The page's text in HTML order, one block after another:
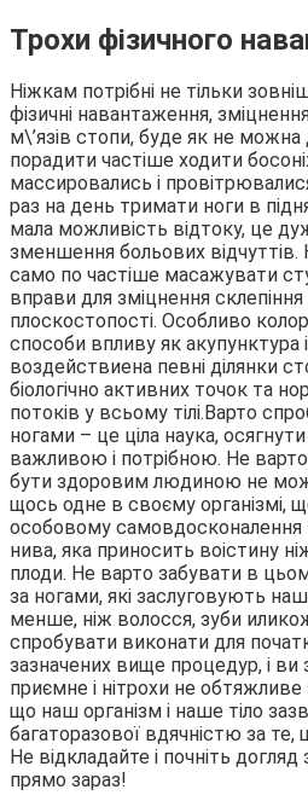
Трохи фізичного
Ніжкам потрібні не тільки
фізичні навантаження,
м\’язів стопи, буде як не
порадити частіше ходити
массировались і
раз на день тримати ноги в
мала можливість відтоку, це
зменшення больових
само по частіше масажувати
вправи для зміцнення
плоскостопості. Особливо
способи впливу як акупунктура
воздействиена певні ділянки
біологічно активних точок та
потоків у всьому тілі.Варто
ногами – це ціла наука,
важливою і потрібною. Не
бути здоровим людиною не
щось одне в своєму організмі,
особовому самовдосконалення
нива, яка приносить воістину
плоди. Не варто забувати в
за ногами, які заслуговують
менше, ніж волосся, зуби
спробувати виконати для
зазначених вище процедур, і
приємне і нітрохи не обтяжливе
що наш організм і наше тіло
багаторазової вдячністю за
Не відкладайте і почніть
прямо зараз!